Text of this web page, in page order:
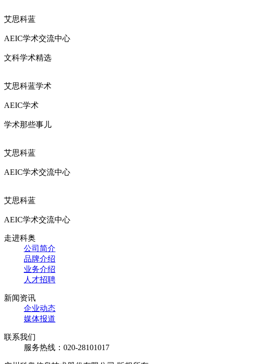
艾思科蓝
AEIC学术交流中心
文科学术精选
艾思科蓝学术
AEIC学术
学术那些事儿
艾思科蓝
AEIC学术交流中心
艾思科蓝
AEIC学术交流中心
走进科奥
公司简介
品牌介绍
业务介绍
人才招聘
新闻资讯
企业动态
媒体报道
联系我们
服务热线：020-28101017